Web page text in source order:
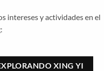
intereses y actividades en el
XING YI